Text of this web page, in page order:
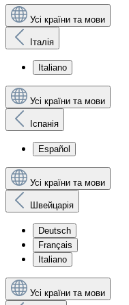
Усі країни та мови
Італія
Italiano
Усі країни та мови
Іспанія
Español
Усі країни та мови
Швейцарія
Deutsch
Français
Italiano
Усі країни та мови